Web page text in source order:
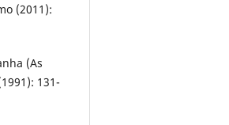
(2011):
(As
131-